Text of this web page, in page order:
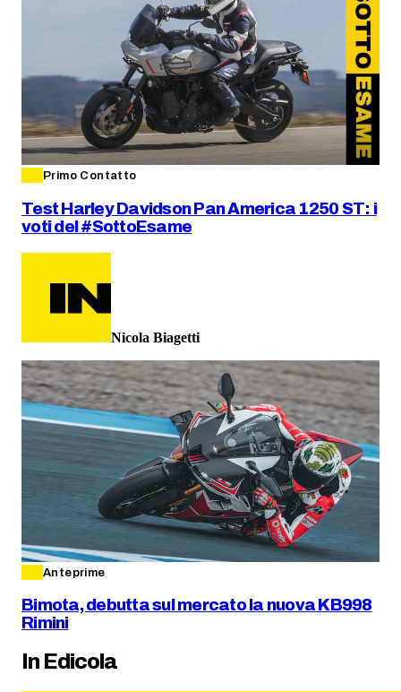
Primo Contatto
Test Harley Davidson Pan America 1250 ST: i
voti del #SottoEsame
Nicola Biagetti
Anteprime
Bimota, debutta sul mercato la nuova KB998
Rimini
In Edicola